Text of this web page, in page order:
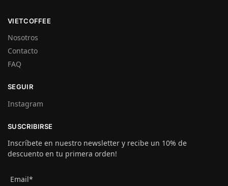
VIETCOFFEE
Nosotros
Contacto
FAQ
SEGUIR
Instagram
SUSCRIBIRSE
Inscríbete en nuestro newsletter y recibe un 10% de
descuento en tu primera orden!
Email*